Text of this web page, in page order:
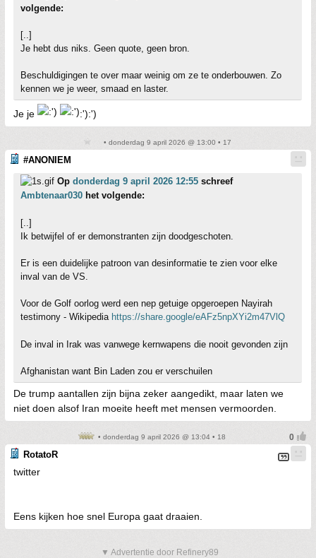
volgende:
[..]
Je hebt dus niks. Geen quote, geen bron.
Beschuldigingen te over maar weinig om ze te onderbouwen. Zo
kennen we je weer, smaad en laster.
Je je :'):')
• donderdag 9 april 2026 @ 13:00 • 17
#ANONIEM
Op donderdag 9 april 2026 12:55 schreef
Ambtenaar030 het volgende:
[..]
Ik betwijfel of er demonstranten zijn doodgeschoten.
Er is een duidelijke patroon van desinformatie te zien voor elke
inval van de VS.
Voor de Golf oorlog werd een nep getuige opgeroepen Nayirah
testimony - Wikipedia https://share.google/eAFz5npXYi2m47VlQ
De inval in Irak was vanwege kernwapens die nooit gevonden zijn
Afghanistan want Bin Laden zou er verschuilen
De trump aantallen zijn bijna zeker aangedikt, maar laten we
niet doen alsof Iran moeite heeft met mensen vermoorden.
• donderdag 9 april 2026 @ 13:04 • 18
RotatoR
twitter
Eens kijken hoe snel Europa gaat draaien.
▼ Advertentie door Refinery89